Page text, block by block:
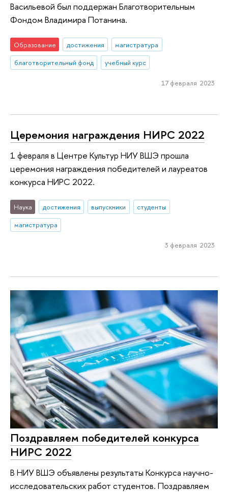
Васильевой был поддержан Благотворительным
Фондом Владимира Потанина.
Образование достижения
магистратура
благотворительный фонд
учебный курс
17 февраля 2023
Церемония награждения НИРС 2022
1 февраля в Центре Культур НИУ ВШЭ прошла
церемония награждения победителей и лауреатов
конкурса НИРС 2022.
Наука достижения выпускники
студенты
магистратура
3 февраля 2023
Поздравляем победителей конкурса
НИРС 2022
В НИУ ВШЭ объявлены результаты Конкурса научно-
исследовательских работ студентов. Поздравляем